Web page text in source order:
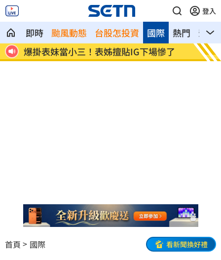
登入
即時 颱風動態 台股怎投資 熱門 影音
國際
爆掛表妹當小三！表姊擅貼IG下場慘了 半導
首頁 國際 看新聞換好禮